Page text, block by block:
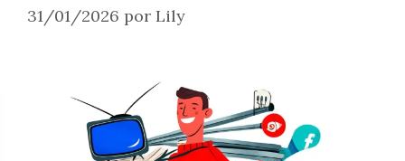
31/01/2026 por Lily